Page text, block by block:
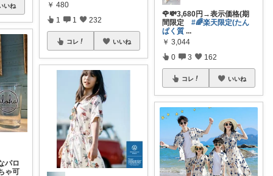
いね
パロ
ゃ可
￥ 480
1 1 232
コレ いいね
🌹💸3,680円→表示価格(期
間限定#🌈楽天限定(たん
ぱく質 ...
￥ 3,044
0 3 162
コレ いいね